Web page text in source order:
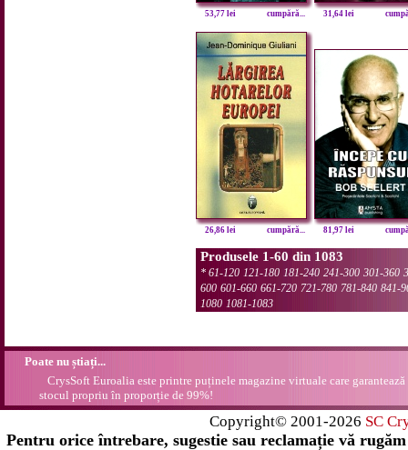
53,77 lei cumpără... 31,64 lei
26,86 lei cumpără... 81,97 lei
Produsele 1-60 din 1083
* 61-120 121-180 181-240 241-300 301-360
600 601-660 661-720 721-780 781-840 841-
1080 1081-1083
Poate nu știați...
CrysSoft Euroalia este printre puținele magazine virtuale care
stocul propriu în proporție de 99%!
Copyright© 2001-2026 SC
Pentru orice întrebare, sugestie sau reclamație vă